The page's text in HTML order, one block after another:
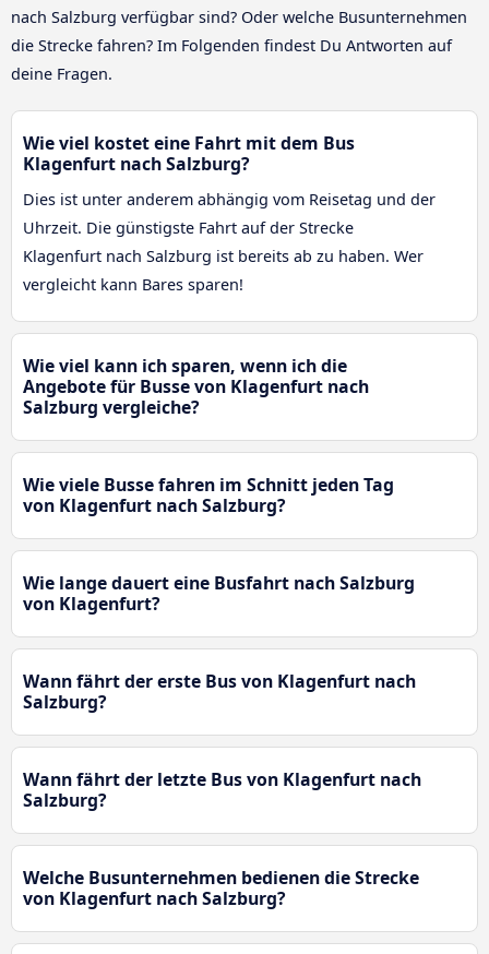
nach Salzburg verfügbar sind? Oder welche Busunternehmen
die Strecke fahren? Im Folgenden findest Du Antworten auf
deine Fragen.
Wie viel kostet eine Fahrt mit dem Bus
Klagenfurt nach Salzburg?
Dies ist unter anderem abhängig vom Reisetag und der
Uhrzeit. Die günstigste Fahrt auf der Strecke
Klagenfurt nach Salzburg ist bereits ab zu haben. Wer
vergleicht kann Bares sparen!
Wie viel kann ich sparen, wenn ich die
Angebote für Busse von Klagenfurt nach
Salzburg vergleiche?
Wie viele Busse fahren im Schnitt jeden Tag
von Klagenfurt nach Salzburg?
Wie lange dauert eine Busfahrt nach Salzburg
von Klagenfurt?
Wann fährt der erste Bus von Klagenfurt nach
Salzburg?
Wann fährt der letzte Bus von Klagenfurt nach
Salzburg?
Welche Busunternehmen bedienen die Strecke
von Klagenfurt nach Salzburg?